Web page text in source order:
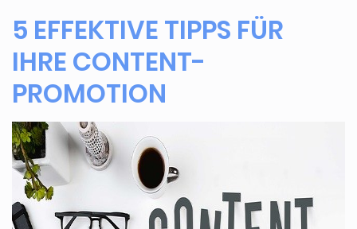
5 EFFEKTIVE TIPPS FÜR
IHRE CONTENT-
PROMOTION